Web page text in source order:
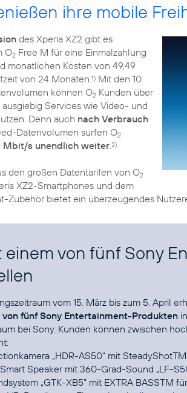
ihre mobile
des Xperia XZ2 gibt es
O2 Free M für eine Einmalzahlung
monatlichen Kosten von 49,49
von 24 Monaten.1) Mit den 10
können O2 Kunden über
Services wie Video- und
Denn auch nach Verbrauch
Datenvolumen surfen O2
Mbit/s unendlich weiter.2)
den großen Datentarifen von O2
XZ2-Smartphones und dem
Zubehör bietet ein überzeugendes
einem von fünf Sony
vom 15. März bis zum 5. April
von fünf Sony Entertainment-Produkten
bei Sony. Kunden können zwischen
„HDR-AS50“ mit
Speaker mit 360-Grad-Sound „LF-
„GTK-XB5” mit EXTRA BASSTM